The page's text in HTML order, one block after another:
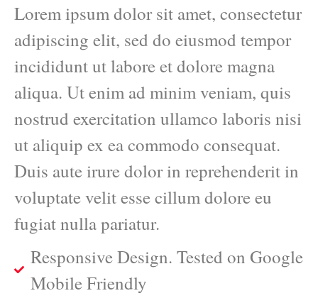
Lorem ipsum dolor sit amet, consectetur
adipiscing elit, sed do eiusmod tempor
incididunt ut labore et dolore magna
aliqua. Ut enim ad minim veniam, quis
nostrud exercitation ullamco laboris nisi
ut aliquip ex ea commodo consequat.
Duis aute irure dolor in reprehenderit in
voluptate velit esse cillum dolore eu
fugiat nulla pariatur.
Responsive Design. Tested on Google
Mobile Friendly